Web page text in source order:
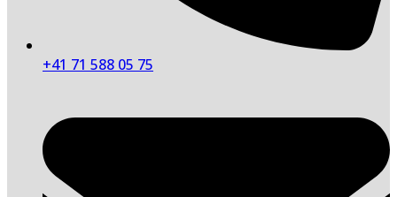
+41 71 588 05 75